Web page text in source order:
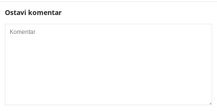
Ostavi komentar